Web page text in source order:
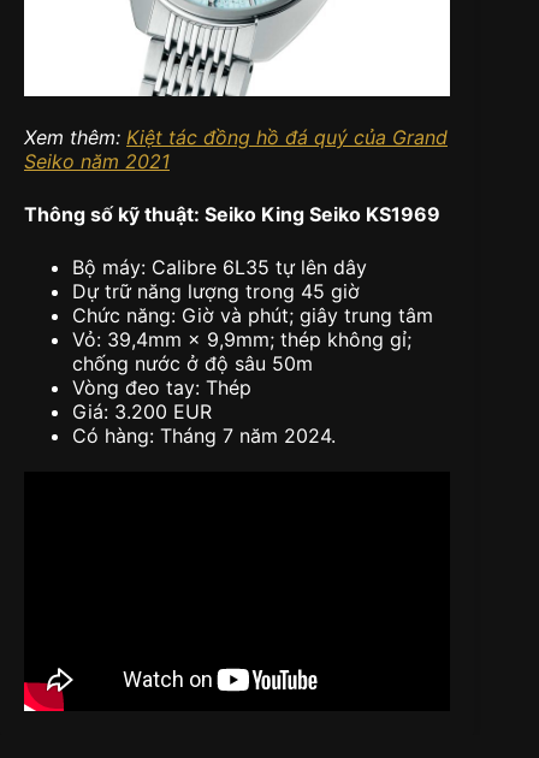
Xem thêm: Kiệt tác đồng hồ đá quý của Grand
Seiko năm 2021
Thông số kỹ thuật: Seiko King Seiko KS1969
Bộ máy: Calibre 6L35 tự lên dây
Dự trữ năng lượng trong 45 giờ
Chức năng: Giờ và phút; giây trung tâm
Vỏ: 39,4mm × 9,9mm; thép không gỉ;
chống nước ở độ sâu 50m
Vòng đeo tay: Thép
Giá: 3.200 EUR
Có hàng: Tháng 7 năm 2024.